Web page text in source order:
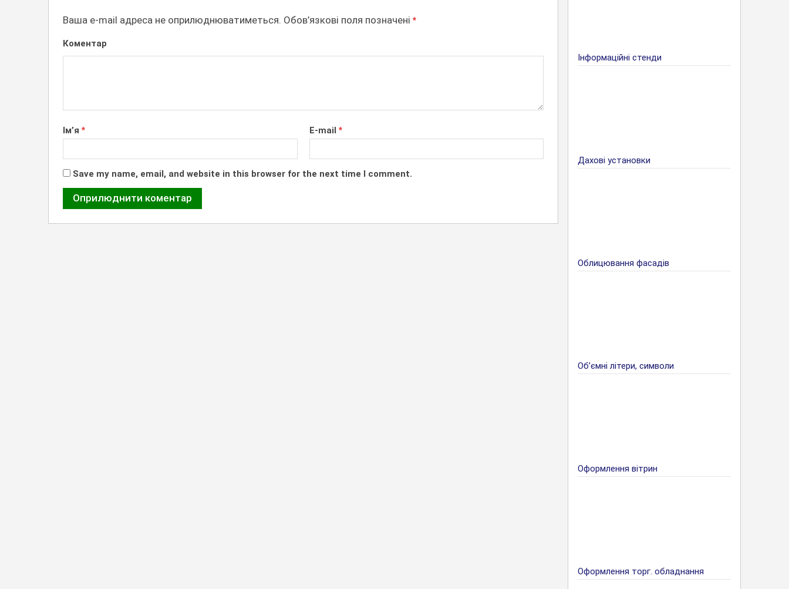
Ваша e-mail адреса не оприлюднюватиметься. Обов’язкові поля позначені *
Коментар
Ім’я * E-mail *
Save my name, email, and website in this browser for the next time I comment.
Інформаційні стенди
Дахові установки
Облицювання фасадів
Об’ємні літери, символи
Оформлення вітрин
Оформлення торг. обладнання